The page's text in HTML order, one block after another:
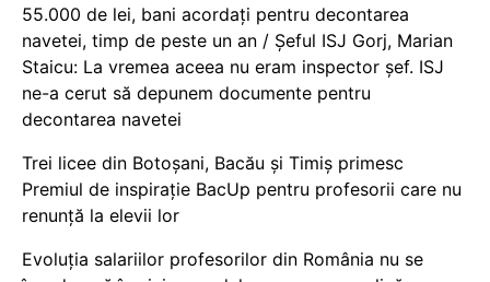
55.000 de lei, bani acordați pentru decontarea
navetei, timp de peste un an / Șeful ISJ Gorj, Marian
Staicu: La vremea aceea nu eram inspector șef. ISJ
ne-a cerut să depunem documente pentru
decontarea navetei
Trei licee din Botoșani, Bacău și Timiș primesc
Premiul de inspirație BacUp pentru profesorii care nu
renunță la elevii lor
Evoluția salariilor profesorilor din România nu se